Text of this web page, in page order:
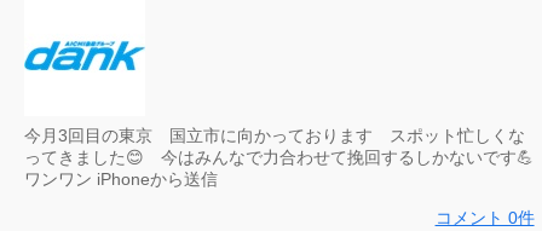
今月3回目の東京 国立市に向かっております スポット忙しくな
ってきました😊 今はみんなで力合わせて挽回するしかないです💪
ワンワン iPhoneから送信
コメント 0件